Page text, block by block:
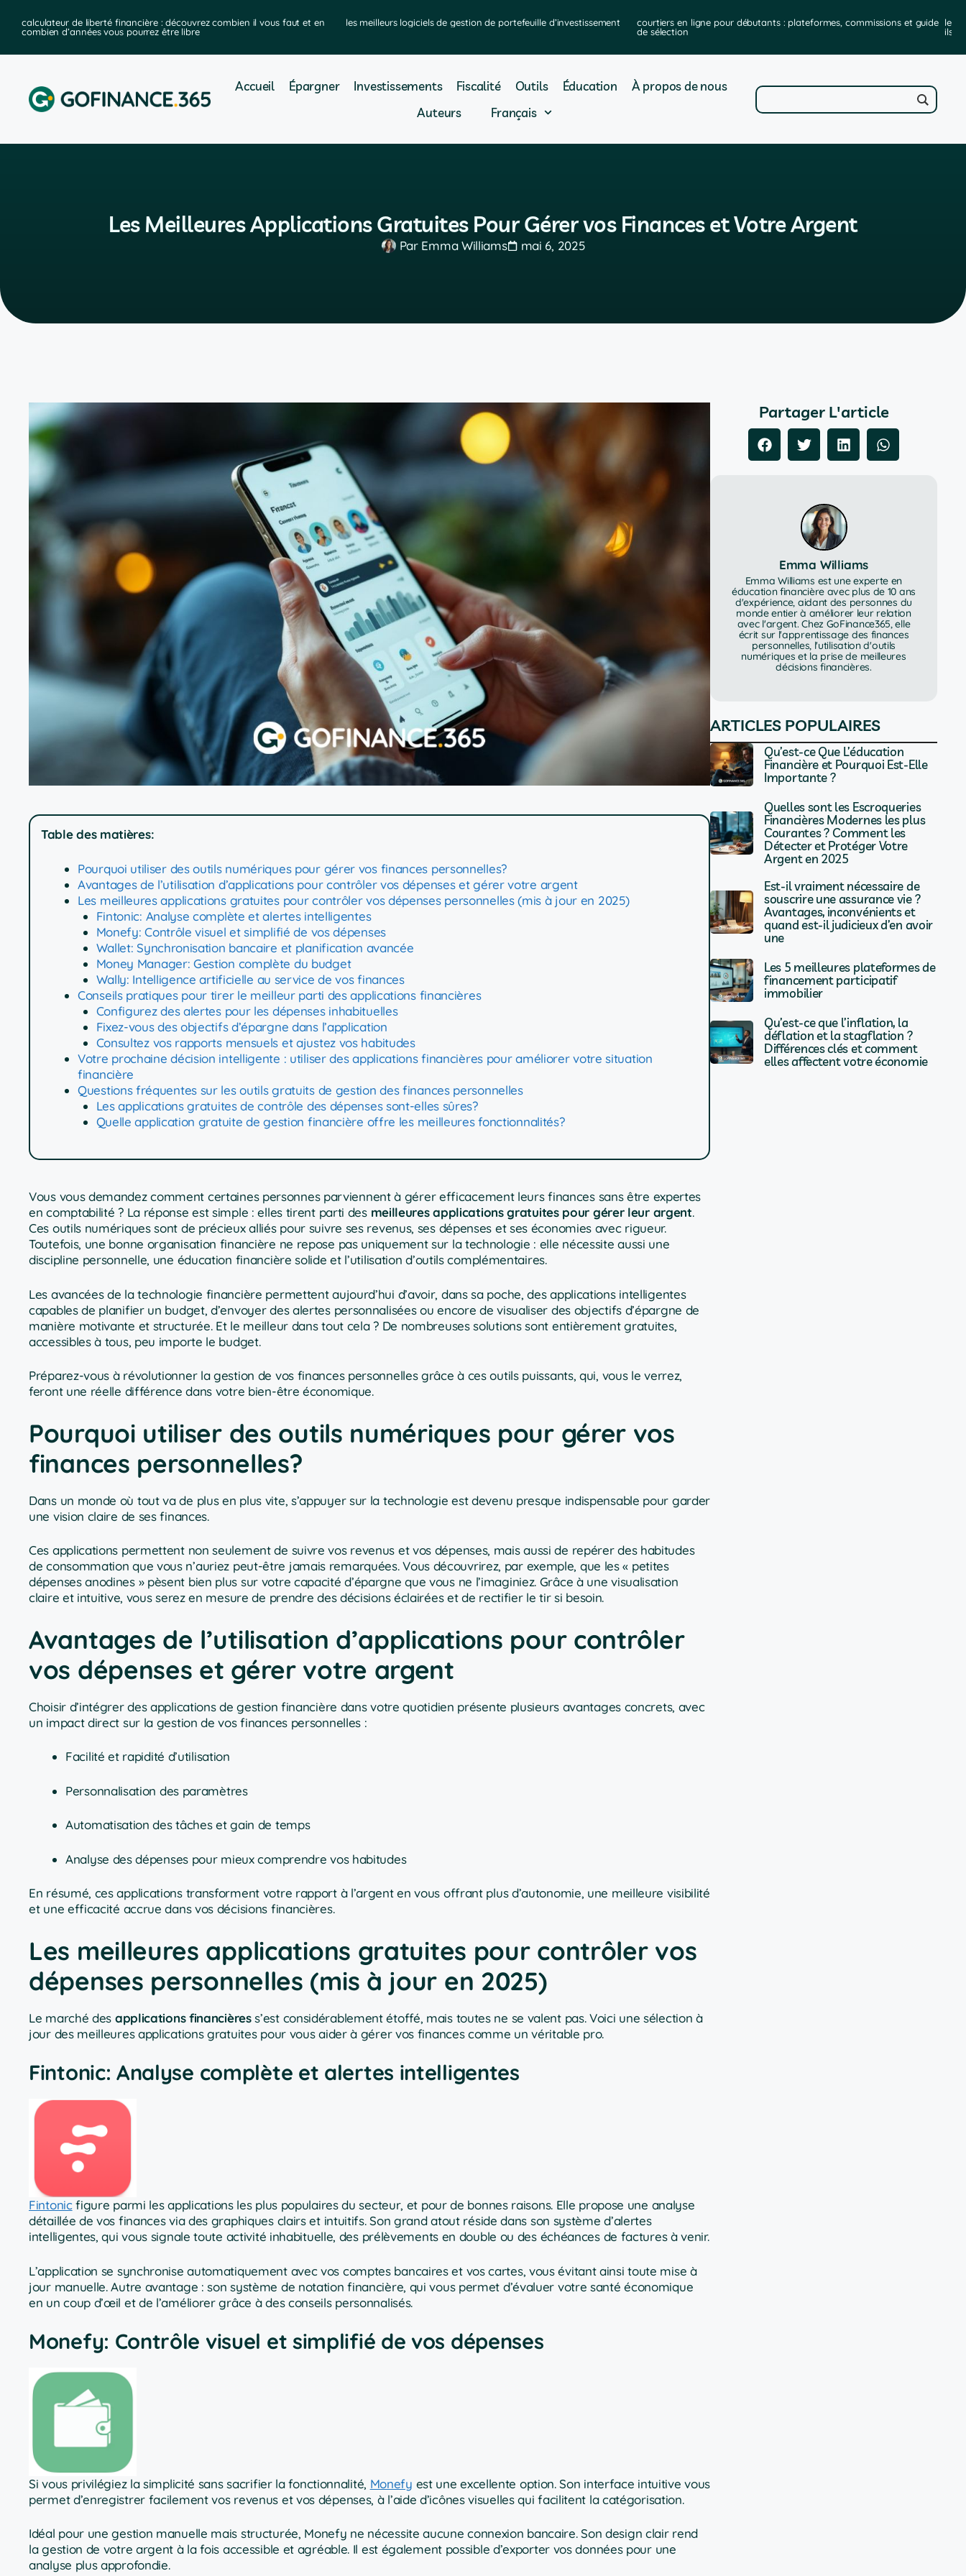
calculateur de liberté financière : découvrez combien il vous faut et en
combien d’années vous pourrez être libre
les meilleurs logiciels de gestion de portefeuille d’investissement
courtiers en ligne pour débutants : plateformes, commissions et guide
de sélection
les
ils
Accueil Épargner Investissements Fiscalité Outils Éducation
À propos de nous
Auteurs
Français
Les Meilleures Applications Gratuites Pour Gérer vos Finances et Votre Argent
ParEmma Williams mai 6, 2025
Table des matières:
Pourquoi utiliser des outils numériques pour gérer vos finances personnelles?
Avantages de l’utilisation d’applications pour contrôler vos dépenses et gérer votre argent
Les meilleures applications gratuites pour contrôler vos dépenses personnelles (mis à jour en 2025)
Fintonic: Analyse complète et alertes intelligentes
Monefy: Contrôle visuel et simplifié de vos dépenses
Wallet: Synchronisation bancaire et planification avancée
Money Manager: Gestion complète du budget
Wally: Intelligence artificielle au service de vos finances
Conseils pratiques pour tirer le meilleur parti des applications financières
Configurez des alertes pour les dépenses inhabituelles
Fixez-vous des objectifs d’épargne dans l’application
Consultez vos rapports mensuels et ajustez vos habitudes
Votre prochaine décision intelligente : utiliser des applications financières pour améliorer votre situation
financière
Questions fréquentes sur les outils gratuits de gestion des finances personnelles
Les applications gratuites de contrôle des dépenses sont-elles sûres?
Quelle application gratuite de gestion financière offre les meilleures fonctionnalités?
Vous vous demandez comment certaines personnes parviennent à gérer efficacement leurs finances sans être expertes
en comptabilité ? La réponse est simple : elles tirent parti des meilleures applications gratuites pour gérer leur argent.
Ces outils numériques sont de précieux alliés pour suivre ses revenus, ses dépenses et ses économies avec rigueur.
Toutefois, une bonne organisation financière ne repose pas uniquement sur la technologie : elle nécessite aussi une
discipline personnelle, une éducation financière solide et l’utilisation d’outils complémentaires.
Les avancées de la technologie financière permettent aujourd’hui d’avoir, dans sa poche, des applications intelligentes
capables de planifier un budget, d’envoyer des alertes personnalisées ou encore de visualiser des objectifs d’épargne de
manière motivante et structurée. Et le meilleur dans tout cela ? De nombreuses solutions sont entièrement gratuites,
accessibles à tous, peu importe le budget.
Préparez-vous à révolutionner la gestion de vos finances personnelles grâce à ces outils puissants, qui, vous le verrez,
feront une réelle différence dans votre bien-être économique.
Pourquoi utiliser des outils numériques pour gérer vos
finances personnelles?
Dans un monde où tout va de plus en plus vite, s’appuyer sur la technologie est devenu presque indispensable pour garder
une vision claire de ses finances.
Ces applications permettent non seulement de suivre vos revenus et vos dépenses, mais aussi de repérer des habitudes
de consommation que vous n’auriez peut-être jamais remarquées. Vous découvrirez, par exemple, que les « petites
dépenses anodines » pèsent bien plus sur votre capacité d’épargne que vous ne l’imaginiez. Grâce à une visualisation
claire et intuitive, vous serez en mesure de prendre des décisions éclairées et de rectifier le tir si besoin.
Avantages de l’utilisation d’applications pour contrôler
vos dépenses et gérer votre argent
Choisir d’intégrer des applications de gestion financière dans votre quotidien présente plusieurs avantages concrets, avec
un impact direct sur la gestion de vos finances personnelles :
Facilité et rapidité d’utilisation
Personnalisation des paramètres
Automatisation des tâches et gain de temps
Analyse des dépenses pour mieux comprendre vos habitudes
En résumé, ces applications transforment votre rapport à l’argent en vous offrant plus d’autonomie, une meilleure visibilité
et une efficacité accrue dans vos décisions financières.
Les meilleures applications gratuites pour contrôler vos
dépenses personnelles (mis à jour en 2025)
Le marché des applications financièress’est considérablement étoffé, mais toutes ne se valent pas. Voici une sélection à
jour des meilleures applications gratuites pour vous aider à gérer vos finances comme un véritable pro.
Fintonic: Analyse complète et alertes intelligentes
Fintonicfigure parmi les applications les plus populaires du secteur, et pour de bonnes raisons. Elle propose une analyse
détaillée de vos finances via des graphiques clairs et intuitifs. Son grand atout réside dans son système d’alertes
intelligentes, qui vous signale toute activité inhabituelle, des prélèvements en double ou des échéances de factures à venir.
L’application se synchronise automatiquement avec vos comptes bancaires et vos cartes, vous évitant ainsi toute mise à
jour manuelle. Autre avantage : son système de notation financière, qui vous permet d’évaluer votre santé économique
en un coup d’œil et de l’améliorer grâce à des conseils personnalisés.
Monefy: Contrôle visuel et simplifié de vos dépenses
Si vous privilégiez la simplicité sans sacrifier la fonctionnalité, Monefy est une excellente option. Son interface intuitive vous
permet d’enregistrer facilement vos revenus et vos dépenses, à l’aide d’icônes visuelles qui facilitent la catégorisation.
Idéal pour une gestion manuelle mais structurée, Monefy ne nécessite aucune connexion bancaire. Son design clair rend
la gestion de votre argent à la fois accessible et agréable. Il est également possible d’exporter vos données pour une
analyse plus approfondie.
Partager L'article
Emma Williams
Emma Williams est une experte en
éducation financière avec plus de 10 ans
d'expérience, aidant des personnes du
monde entier à améliorer leur relation
avec l'argent. Chez GoFinance365, elle
écrit sur l'apprentissage des finances
personnelles, l'utilisation d'outils
numériques et la prise de meilleures
décisions financières.
ARTICLES POPULAIRES
Qu’est-ce Que L’éducation
Financière et Pourquoi Est-Elle
Importante ?
Quelles sont les Escroqueries
Financières Modernes les plus
Courantes ? Comment les
Détecter et Protéger Votre
Argent en 2025
Est-il vraiment nécessaire de
souscrire une assurance vie ?
Avantages, inconvénients et
quand est-il judicieux d’en avoir
une
Les 5 meilleures plateformes de
financement participatif
immobilier
Qu’est-ce que l’inflation, la
déflation et la stagflation ?
Différences clés et comment
elles affectent votre économie